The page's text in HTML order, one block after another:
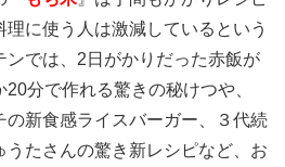
に使う人は激減しているという
ンでは、2日がかりだった赤飯が
分で作れる驚きの秘けつや、
の新食感ライスバーガー、３代続
うたさんの驚き新レシピなど、お